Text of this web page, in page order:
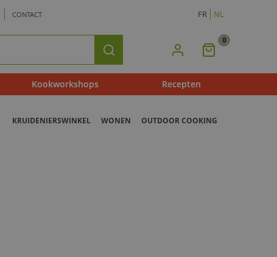
CONTACT FR NL
Zoeken Mijn
0
Kookworkshops Recepten
KRUIDENIERSWINKEL WONEN OUTDOOR COOKING